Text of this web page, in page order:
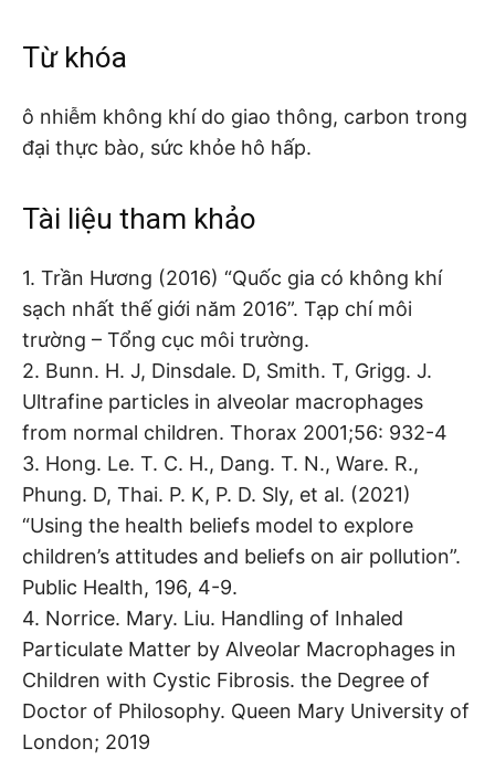
Từ khóa
ô nhiễm không khí do giao thông, carbon trong
đại thực bào, sức khỏe hô hấp.
Tài liệu tham khảo
1. Trần Hương (2016) “Quốc gia có không khí
sạch nhất thế giới năm 2016”. Tạp chí môi
trường – Tổng cục môi trường.
2. Bunn. H. J, Dinsdale. D, Smith. T, Grigg. J.
Ultrafine particles in alveolar macrophages
from normal children. Thorax 2001;56: 932-4
3. Hong. Le. T. C. H., Dang. T. N., Ware. R.,
Phung. D, Thai. P. K, P. D. Sly, et al. (2021)
“Using the health beliefs model to explore
children’s attitudes and beliefs on air pollution”.
Public Health, 196, 4-9.
4. Norrice. Mary. Liu. Handling of Inhaled
Particulate Matter by Alveolar Macrophages in
Children with Cystic Fibrosis. the Degree of
Doctor of Philosophy. Queen Mary University of
London; 2019